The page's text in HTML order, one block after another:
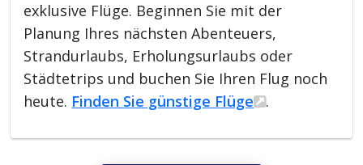
exklusive Flüge. Beginnen Sie mit der
Planung Ihres nächsten Abenteuers,
Strandurlaubs, Erholungsurlaubs oder
Städtetrips und buchen Sie Ihren Flug noch
heute. Finden Sie günstige Flüge .